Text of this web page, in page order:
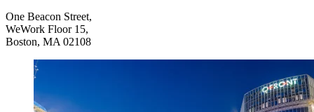
One Beacon Street,
WeWork Floor 15,
Boston, MA 02108